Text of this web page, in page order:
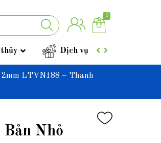
0
thủy Dịch vụ
2mm LTVN188 – Thanh
Nhỏ